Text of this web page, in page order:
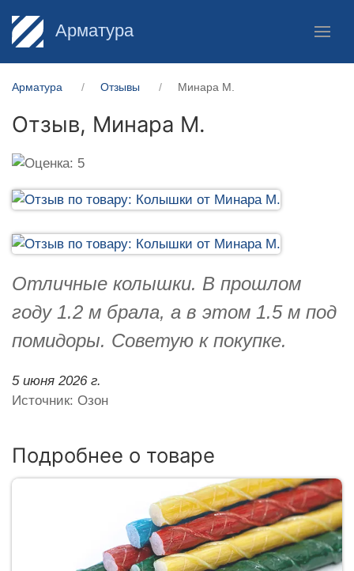
Арматура
Арматура Отзывы Минара М.
Отзыв, Минара М.
Отличные колышки. В прошлом
году 1.2 м брала, а в этом 1.5 м под
помидоры. Советую к покупке.
5 июня 2026 г.
Источник: Озон
Подробнее о товаре